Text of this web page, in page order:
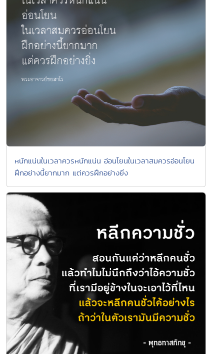
หนักแน่นในเวลาควรหนักแน่น อ่อนโยนในเวลาสมควรอ่อนโยน
ฝึกอย่างนี้ยากมาก แต่ควรฝึกอย่างยิ่ง